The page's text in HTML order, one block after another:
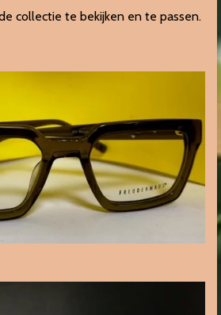
collectie te bekijken en te passen.